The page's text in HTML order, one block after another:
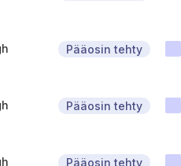
Pääosin tehty
Pääosin tehty
Pääosin tehty